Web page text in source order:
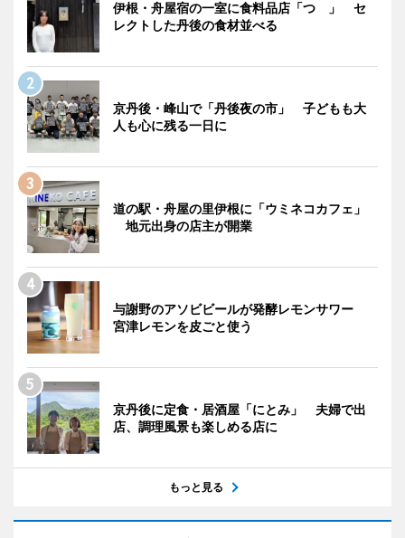
伊根・舟屋宿の一室に食料品店「つゝ」 セ
レクトした丹後の食材並べる
京丹後・峰山で「丹後夜の市」 子どもも大
人も心に残る一日に
道の駅・舟屋の里伊根に「ウミネコカフェ」
地元出身の店主が開業
与謝野のアソビビールが発酵レモンサワー
宮津レモンを皮ごと使う
京丹後に定食・居酒屋「にとみ」 夫婦で出
店、調理風景も楽しめる店に
もっと見る